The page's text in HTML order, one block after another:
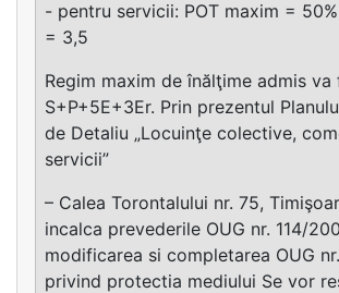
- pentru servicii: POT maxim =
= 3,5
Regim maxim de înălţime admis va
S+P+5E+3Er. Prin prezentul
de Detaliu „Locuinţe colective,
servicii”
– Calea Torontalului nr. 75,
incalca prevederile OUG nr. 114/
modificarea si completarea OUG
privind protectia mediului Se vor